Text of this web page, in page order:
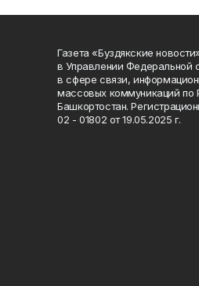
Газета «Буздякские
в Управлении Федеральной
в сфере связи,
массовых коммуникаций по
Башкортостан.
02 - 01802 от 19.05.2025 г.